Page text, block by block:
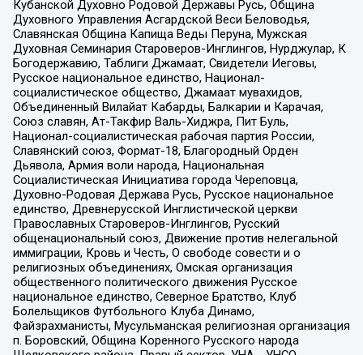
Кубанской Духовно Родовой Державы Русь, Община
Духовного Управления Асгардской Веси Беловодья,
Славянская Община Капища Веды Перуна, Мужская
Духовная Семинария Староверов-Инглингов, Нурджулар, К
Богодержавию, Таблиги Джамаат, Свидетели Иеговы,
Русское национальное единство, Национал-
социалистическое общество, Джамаат мувахидов,
Объединенный Вилайат Кабарды, Балкарии и Карачая,
Союз славян, Ат-Такфир Валь-Хиджра, Пит Буль,
Национал-социалистическая рабочая партия России,
Славянский союз, Формат-18, Благородный Орден
Дьявола, Армия воли народа, Национальная
Социалистическая Инициатива города Череповца,
Духовно-Родовая Держава Русь, Русское национальное
единство, Древнерусской Инглистической церкви
Православных Староверов-Инглингов, Русский
общенациональный союз, Движение против нелегальной
иммиграции, Кровь и Честь, О свободе совести и о
религиозных объединениях, Омская организация
общественного политического движения Русское
национальное единство, Северное Братство, Клуб
Болельщиков Футбольного Клуба Динамо,
Файзрахманисты, Мусульманская религиозная организация
п. Боровский, Община Коренного Русского народа